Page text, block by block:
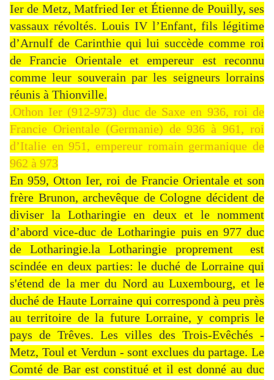
Ier de Metz, Matfried Ier et Étienne de Pouilly, ses
vassaux révoltés. Louis IV l’Enfant, fils légitime
d’Arnulf de Carinthie qui lui succède comme roi
de Francie Orientale et empereur est reconnu
comme leur souverain par les seigneurs lorrains
réunis à Thionville.
.Othon Ier (912-973) duc de Saxe en 936, roi de
Francie Orientale (Germanie) de 936 à 961, roi
d’Italie en 951, empereur romain germanique de
962 à 973
En 959, Otton Ier, roi de Francie Orientale et son
frère Brunon, archevêque de Cologne décident de
diviser la Lotharingie en deux et le nomment
d’abord vice-duc de Lotharingie puis en 977 duc
de Lotharingie.la Lotharingie proprement est
scindée en deux parties: le duché de Lorraine qui
s'étend de la mer du Nord au Luxembourg, et le
duché de Haute Lorraine qui correspond à peu près
au territoire de la future Lorraine, y compris le
pays de Trêves. Les villes des Trois-Evêchés -
Metz, Toul et Verdun - sont exclues du partage. Le
Comté de Bar est constitué et il est donné au duc